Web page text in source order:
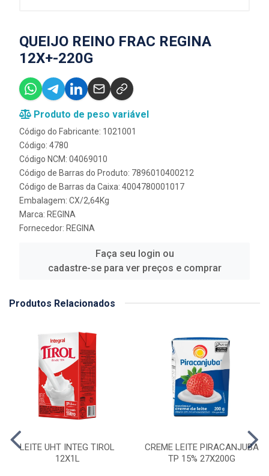
QUEIJO REINO FRAC REGINA
12X+-220G
Produto de peso variável
Código do Fabricante: 1021001
Código: 4780
Código NCM: 04069010
Código de Barras do Produto: 7896010400212
Código de Barras da Caixa: 4004780001017
Embalagem: CX/2,64Kg
Marca: REGINA
Fornecedor: REGINA
Faça seu login ou
cadastre-se para ver preços e comprar
Produtos Relacionados
LEITE UHT INTEG TIROL
12X1L
CREME LEITE PIRACANJUBA
TP 15% 27X200G